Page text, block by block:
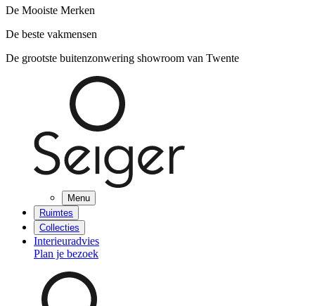
De Mooiste Merken
De beste vakmensen
De grootste buitenzonwering showroom van Twente
Menu
Ruimtes
Collecties
Interieuradvies
Plan je bezoek